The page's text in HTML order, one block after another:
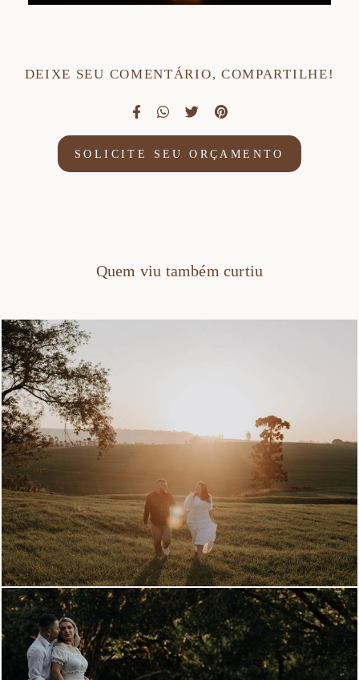
DEIXE SEU COMENTÁRIO, COMPARTILHE!
SOLICITE SEU ORÇAMENTO
Quem viu também curtiu